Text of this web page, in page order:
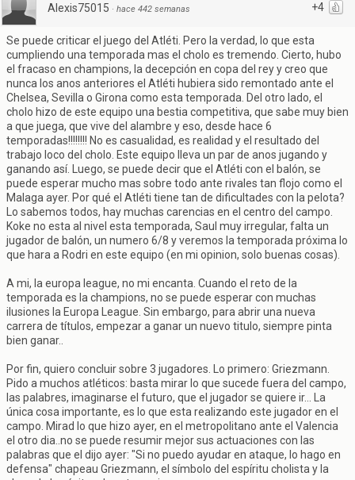
+4
Alexis75015 · hace 442 semanas
Se puede criticar el juego del Atléti. Pero la verdad, lo que esta
cumpliendo una temporada mas el cholo es tremendo. Cierto, hubo
el fracaso en champions, la decepción en copa del rey y creo que
nunca los anos anteriores el Atléti hubiera sido remontado ante el
Chelsea, Sevilla o Girona como esta temporada. Del otro lado, el
cholo hizo de este equipo una bestia competitiva, que sabe muy bien
a que juega, que vive del alambre y eso, desde hace 6
temporadas!!!!!!!! No es casualidad, es realidad y el resultado del
trabajo loco del cholo. Este equipo lleva un par de anos jugando y
ganando así. Luego, se puede decir que el Atléti con el balón, se
puede esperar mucho mas sobre todo ante rivales tan flojo como el
Malaga ayer. Por qué el Atléti tiene tan de dificultades con la pelota?
Lo sabemos todos, hay muchas carencias en el centro del campo.
Koke no esta al nivel esta temporada, Saul muy irregular, falta un
jugador de balón, un numero 6/8 y veremos la temporada próxima lo
que hara a Rodri en este equipo (en mi opinion, solo buenas cosas).
A mi, la europa league, no mi encanta. Cuando el reto de la
temporada es la champions, no se puede esperar con muchas
ilusiones la Europa League. Sin embargo, para abrir una nueva
carrera de títulos, empezar a ganar un nuevo titulo, siempre pinta
bien ganar..
Por fin, quiero concluir sobre 3 jugadores. Lo primero: Griezmann.
Pido a muchos atléticos: basta mirar lo que sucede fuera del campo,
las palabres, imaginarse el futuro, que el jugador se quiere ir... La
única cosa importante, es lo que esta realizando este jugador en el
campo. Mirad lo que hizo ayer, en el metropolitano ante el Valencia
el otro dia..no se puede resumir mejor sus actuaciones con las
palabras que el dijo ayer: "Si no puedo ayudar en ataque, lo hago en
defensa" chapeau Griezmann, el símbolo del espíritu cholista y la